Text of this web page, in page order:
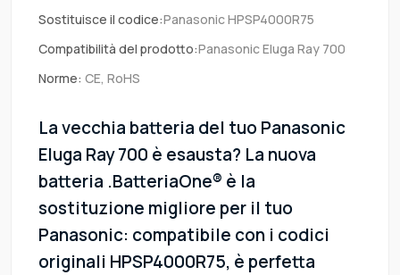
Sostituisce il codice:Panasonic HPSP4000R75
Compatibilità del prodotto:Panasonic Eluga Ray 700
Norme: CE, RoHS
La vecchia batteria del tuo Panasonic
Eluga Ray 700 è esausta? La nuova
batteria .BatteriaOne® è la
sostituzione migliore per il tuo
Panasonic: compatibile con i codici
originali HPSP4000R75, è perfetta